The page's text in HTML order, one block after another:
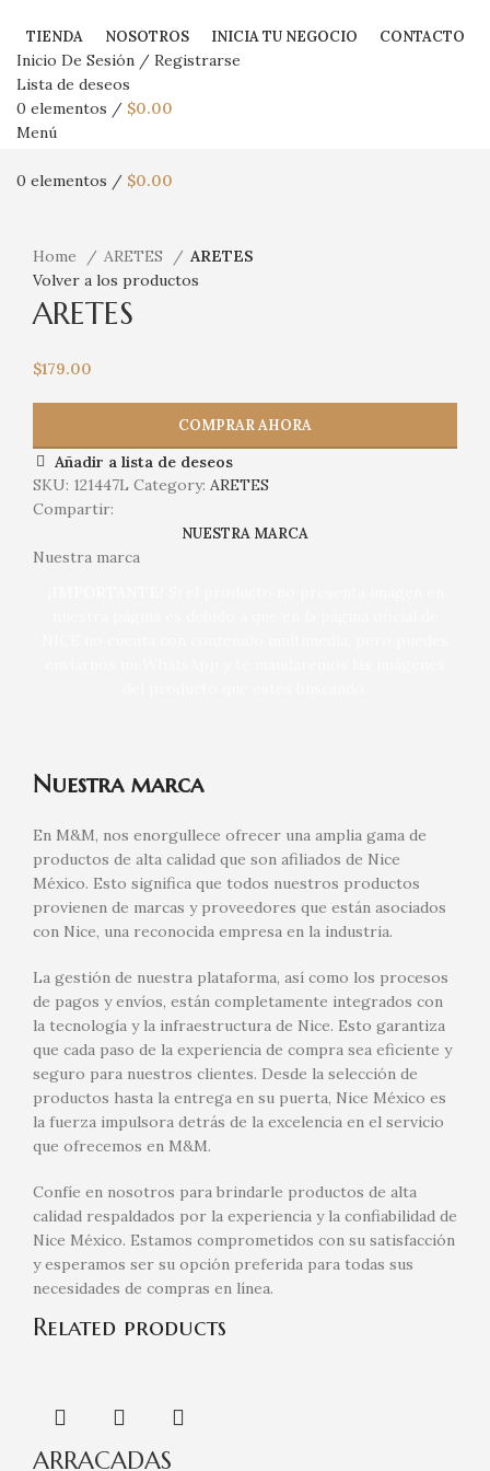
TIENDA NOSOTROS INICIA TU NEGOCIO CONTACTO
Inicio De Sesión / Registrarse
Lista de deseos
0 elementos / $0.00
Menú
0 elementos / $0.00
Home
ARETES
ARETES
Volver a los productos
ARETES
$179.00
COMPRAR AHORA
Añadir a lista de deseos
SKU: 121447L Category: ARETES
Compartir:
NUESTRA MARCA
Nuestra marca
Nuestra marca
En M&M, nos enorgullece ofrecer una amplia gama de
productos de alta calidad que son afiliados de Nice
México. Esto significa que todos nuestros productos
provienen de marcas y proveedores que están asociados
con Nice, una reconocida empresa en la industria.
La gestión de nuestra plataforma, así como los procesos
de pagos y envíos, están completamente integrados con
la tecnología y la infraestructura de Nice. Esto garantiza
que cada paso de la experiencia de compra sea eficiente y
seguro para nuestros clientes. Desde la selección de
productos hasta la entrega en su puerta, Nice México es
la fuerza impulsora detrás de la excelencia en el servicio
que ofrecemos en M&M.
Confíe en nosotros para brindarle productos de alta
calidad respaldados por la experiencia y la confiabilidad de
Nice México. Estamos comprometidos con su satisfacción
y esperamos ser su opción preferida para todas sus
necesidades de compras en línea.
Related products
ARRACADAS